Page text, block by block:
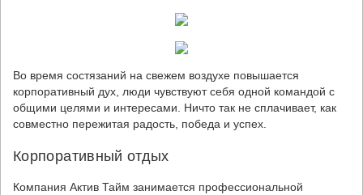
Во время состязаний на свежем воздухе повышается
корпоративный дух, люди чувствуют себя одной командой с
общими целями и интересами. Ничто так не сплачивает, как
совместно пережитая радость, победа и успех.
Корпоративный отдых
Компания Актив Тайм занимается профессиональной